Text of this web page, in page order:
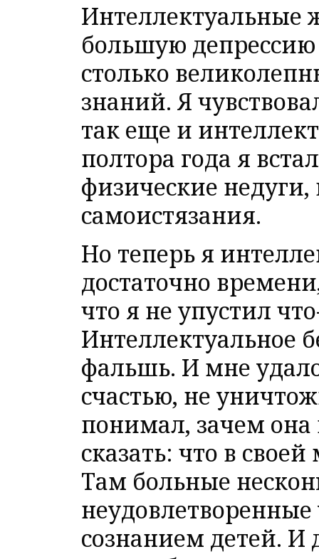
Интеллектуальные
большую депрессию
столько
знаний. Я
так еще и
полтора года я
физические недуги,
самоистязания.
Но теперь я
достаточно
что я не упустил
Интеллектуальное
фальшь. И мне
счастью, не
понимал, зачем
сказать: что в
Там больные
сознанием детей. И